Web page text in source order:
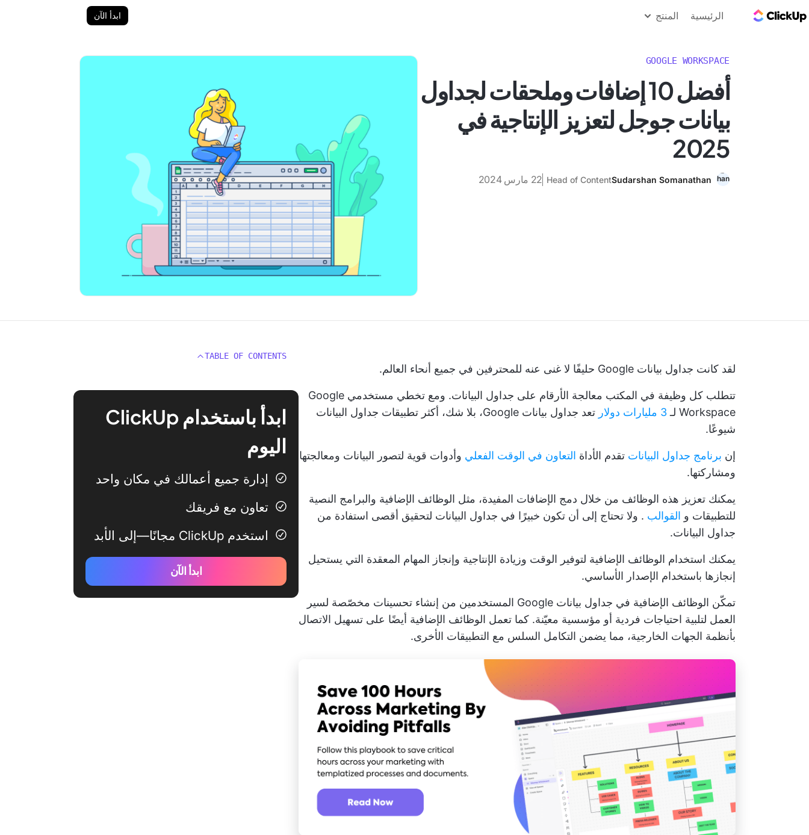
الرئيسية المنتج ابدأ الآن
GOOGLE WORKSPACE
أفضل 10 إضافات وملحقات لجداول
بيانات جوجل لتعزيز الإنتاجية في
2025
Sudarshan Somanathan
Head of Content 22 مارس 2024
لقد كانت جداول بيانات Google حليفًا لا غنى عنه للمحترفين في جميع أنحاء العالم.
تتطلب كل وظيفة في المكتب معالجة الأرقام على جداول البيانات. ومع تخطي مستخدمي Google
Workspace لـ
3 مليارات دولار
تعد جداول بيانات Google، بلا شك، أكثر تطبيقات جداول البيانات
شيوعًا.
إن برنامج جداول البيانات تقدم الأداة التعاون في الوقت الفعلي وأدوات قوية لتصور البيانات ومعالجتها
ومشاركتها.
يمكنك تعزيز هذه الوظائف من خلال دمج الإضافات المفيدة، مثل الوظائف الإضافية والبرامج النصية
للتطبيقات و القوالب . ولا تحتاج إلى أن تكون خبيرًا في جداول البيانات لتحقيق أقصى استفادة من
جداول البيانات.
يمكنك استخدام الوظائف الإضافية لتوفير الوقت وزيادة الإنتاجية وإنجاز المهام المعقدة التي يستحيل
إنجازها باستخدام الإصدار الأساسي.
تمكّن الوظائف الإضافية في جداول بيانات Google المستخدمين من إنشاء تحسينات مخصّصة لسير
العمل لتلبية احتياجات فردية أو مؤسسية معيّنة. كما تعمل الوظائف الإضافية أيضًا على تسهيل الاتصال
بأنظمة الجهات الخارجية، مما يضمن التكامل السلس مع التطبيقات الأخرى.
TABLE OF CONTENTS
ابدأ باستخدام ClickUp
اليوم
إدارة جميع أعمالك في مكان واحد
تعاون مع فريقك
استخدم ClickUp مجانًا—إلى الأبد
ابدأ الآن